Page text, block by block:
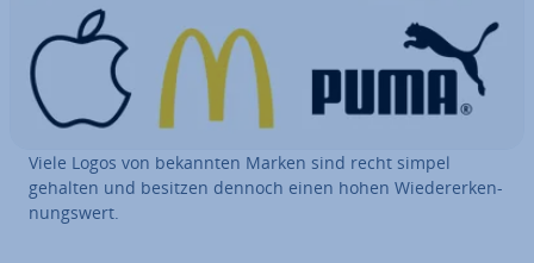
Viele Logos von bekannten Marken sind recht simpel
gehalten und besitzen dennoch einen hohen Wie­der­erken­
nungs­wert.